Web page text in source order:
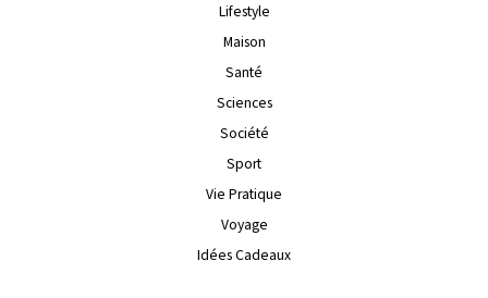
Lifestyle
Maison
Santé
Sciences
Société
Sport
Vie Pratique
Voyage
Idées Cadeaux